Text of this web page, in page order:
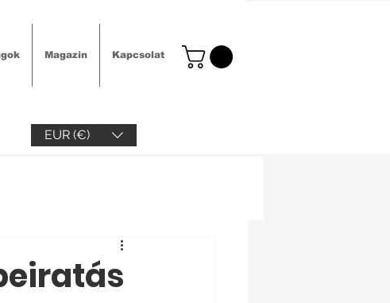
Magazin Kapcsolat
EUR (€)